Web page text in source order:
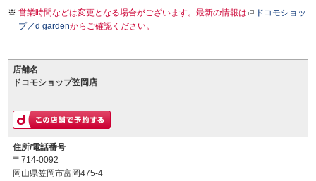
営業時間などは変更となる場合がございます。最新の情報は
ドコモショッ
プ／d gardenからご確認ください。
店舗名
ドコモショップ笠岡店
住所/電話番号
〒714-0092
岡山県笠岡市富岡475-4